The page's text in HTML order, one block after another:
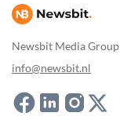
Newsbit Media Group
info@newsbit.nl